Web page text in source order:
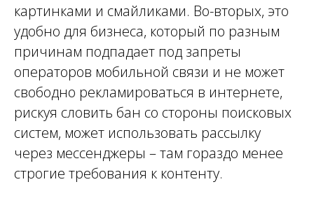
картинками и смайликами. Во-вторых, это
удобно для бизнеса, который по разным
причинам подпадает под запреты
операторов мобильной связи и не может
свободно рекламироваться в интернете,
рискуя словить бан со стороны поисковых
систем, может использовать рассылку
через мессенджеры – там гораздо менее
строгие требования к контенту.